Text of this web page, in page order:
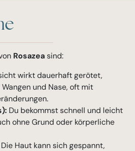
Rosazeasind:
wirkt dauerhaft gerötet,
und Nase, oft mit
Du bekommst schnell und leicht
ohne Grund oder körperliche
Die Haut kann sich gespannt,